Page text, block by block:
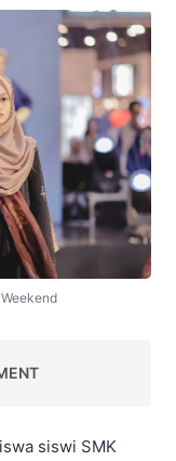
siswi SMK